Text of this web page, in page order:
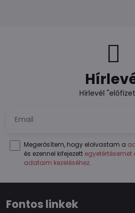
Hírlevél
Megerősítem, hogy elolvastam a
és ezennel kifejezett
adataim kezeléséhez.
Fontos linkek